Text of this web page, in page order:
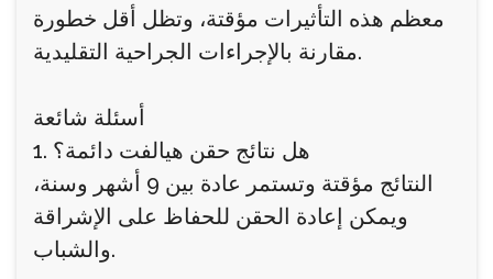
معظم هذه التأثيرات مؤقتة، وتظل أقل خطورة
مقارنة بالإجراءات الجراحية التقليدية.
أسئلة شائعة
1. هل نتائج حقن هيالفت دائمة؟
النتائج مؤقتة وتستمر عادة بين 9 أشهر وسنة،
ويمكن إعادة الحقن للحفاظ على الإشراقة
والشباب.